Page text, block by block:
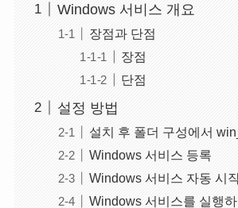
Windows 서비스 개요
장점과 단점
장점
단점
설정 방법
설치 후 폴더 구성에서
Windows 서비스 등록
Windows 서비스 자동 시
Windows 서비스를 실행